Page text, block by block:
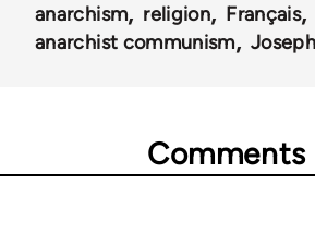
anarchism religion
Français
anarchist communism
Comments